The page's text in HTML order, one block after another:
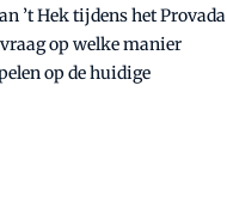
’t Hek tijdens het Provada
op welke manier
op de huidige